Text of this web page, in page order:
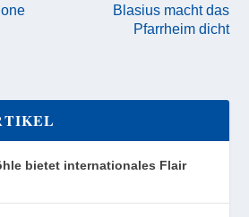
Blasius macht das
Pfarrheim dicht
bietet internationales Flair